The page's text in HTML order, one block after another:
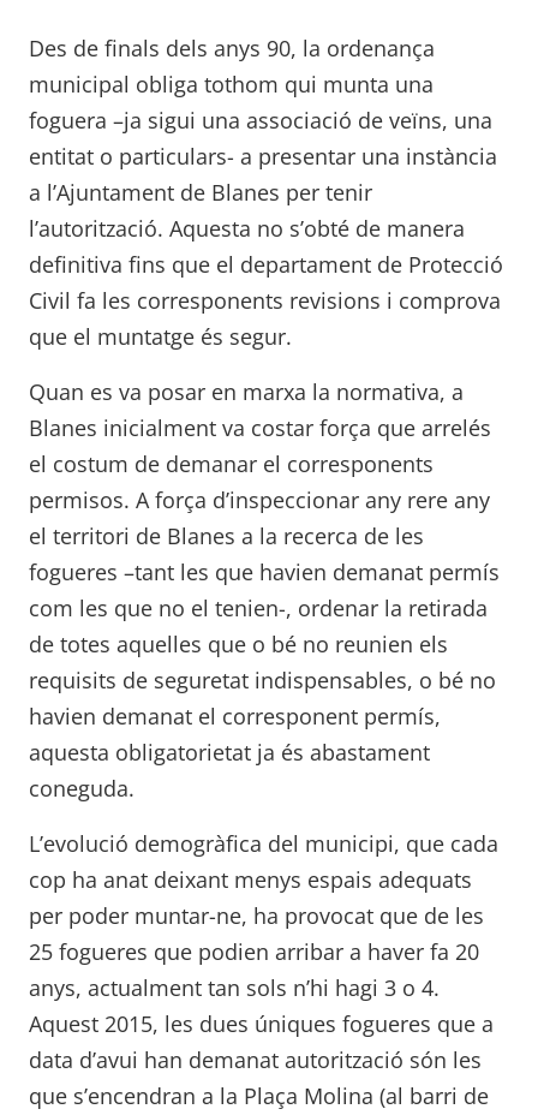
Des de finals dels anys 90, la ordenança
municipal obliga tothom qui munta una
foguera –ja sigui una associació de veïns, una
entitat o particulars- a presentar una instància
a l’Ajuntament de Blanes per tenir
l’autorització. Aquesta no s’obté de manera
definitiva fins que el departament de Protecció
Civil fa les corresponents revisions i comprova
que el muntatge és segur.
Quan es va posar en marxa la normativa, a
Blanes inicialment va costar força que arrelés
el costum de demanar el corresponents
permisos. A força d’inspeccionar any rere any
el territori de Blanes a la recerca de les
fogueres –tant les que havien demanat permís
com les que no el tenien-, ordenar la retirada
de totes aquelles que o bé no reunien els
requisits de seguretat indispensables, o bé no
havien demanat el corresponent permís,
aquesta obligatorietat ja és abastament
coneguda.
L’evolució demogràfica del municipi, que cada
cop ha anat deixant menys espais adequats
per poder muntar-ne, ha provocat que de les
25 fogueres que podien arribar a haver fa 20
anys, actualment tan sols n’hi hagi 3 o 4.
Aquest 2015, les dues úniques fogueres que a
data d’avui han demanat autorització són les
que s’encendran a la Plaça Molina (al barri de